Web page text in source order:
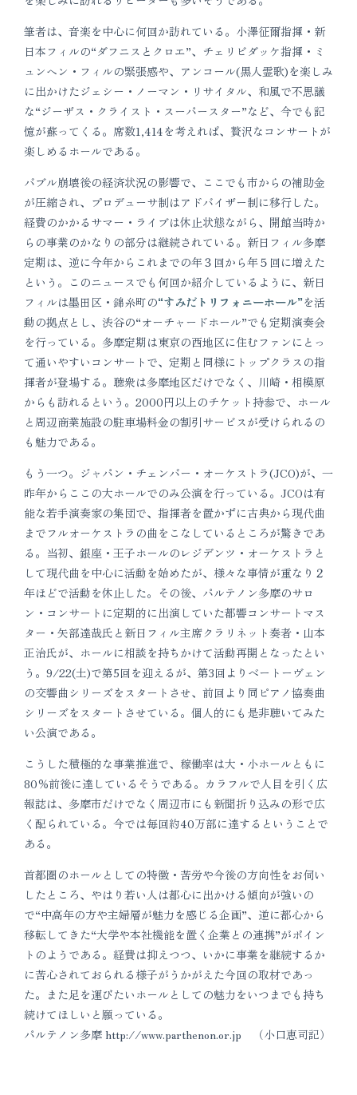
筆者は、音楽を中心に何回か訪れている。小澤征爾指揮・新
日本フィルの“ダフニスとクロエ”、チェリビダッケ指揮・ミ
ュンヘン・フィルの緊張感や、アンコール(黒人霊歌)を楽しみ
に出かけたジェシー・ノーマン・リサイタル、和風で不思議
な“ジーザス・クライスト・スーパースター”など、今でも記
憶が蘇ってくる。席数1,414を考えれば、贅沢なコンサートが
楽しめるホールである。
バブル崩壊後の経済状況の影響で、ここでも市からの補助金
が圧縮され、プロデューサ制はアドバイザー制に移行した。
経費のかかるサマー・ライブは休止状態ながら、開館当時か
らの事業のかなりの部分は継続されている。新日フィル多摩
定期は、逆に今年からこれまでの年３回から年５回に増えた
という。このニュースでも何回か紹介しているように、新日
フィルは墨田区・錦糸町の“すみだトリフォニーホール”を活
動の拠点とし、渋谷の“オーチャードホール”でも定期演奏会
を行っている。多摩定期は東京の西地区に住むファンにとっ
て通いやすいコンサートで、定期と同様にトップクラスの指
揮者が登場する。聴衆は多摩地区だけでなく、川崎・相模原
からも訪れるという。2000円以上のチケット持参で、ホール
と周辺商業施設の駐車場料金の割引サービスが受けられるの
も魅力である。
もう一つ。ジャパン・チェンバー・オーケストラ(JCO)が、一
昨年からここの大ホールでのみ公演を行っている。JCOは有
能な若手演奏家の集団で、指揮者を置かずに古典から現代曲
までフルオーケストラの曲をこなしているところが驚きであ
る。当初、銀座・王子ホールのレジデンツ・オーケストラと
して現代曲を中心に活動を始めたが、様々な事情が重なり２
年ほどで活動を休止した。その後、パルテノン多摩のサロ
ン・コンサートに定期的に出演していた都響コンサートマス
ター・矢部達哉氏と新日フィル主席クラリネット奏者・山本
正治氏が、ホールに相談を持ちかけて活動再開となったとい
う。9/22(土)で第5回を迎えるが、第3回よりベートーヴェン
の交響曲シリーズをスタートさせ、前回より同ピアノ協奏曲
シリーズをスタートさせている。個人的にも是非聴いてみた
い公演である。
こうした積極的な事業推進で、稼働率は大・小ホールともに
80％前後に達しているそうである。カラフルで人目を引く広
報誌は、多摩市だけでなく周辺市にも新聞折り込みの形で広
く配られている。今では毎回約40万部に達するということで
ある。
首都圏のホールとしての特徴・苦労や今後の方向性をお伺い
したところ、やはり若い人は都心に出かける傾向が強いの
で“中高年の方や主婦層が魅力を感じる企画”、逆に都心から
移転してきた“大学や本社機能を置く企業との連携”がポイン
トのようである。経費は抑えつつ、いかに事業を継続するか
に苦心されておられる様子がうかがえた今回の取材であっ
た。また足を運びたいホールとしての魅力をいつまでも持ち
続けてほしいと願っている。
パルテノン多摩 http://www.parthenon.or.jp （小口恵司記）